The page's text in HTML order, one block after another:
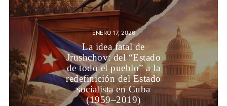
ENERO 17, 2026
La idea fatal de
Jrushchov: del “Estado
de todo el pueblo” a la
redefinición del Estado
socialista en Cuba
(1959–2019)